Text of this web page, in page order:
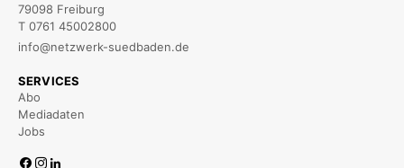
79098 Freiburg
T 0761 45002800
info@netzwerk-suedbaden.de
SERVICES
Abo
Mediadaten
Jobs